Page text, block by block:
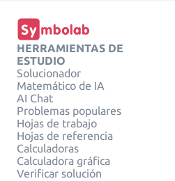
HERRAMIENTAS DE
ESTUDIO
Solucionador
Matemático de IA
AI Chat
Problemas populares
Hojas de trabajo
Hojas de referencia
Calculadoras
Calculadora gráfica
Verificar solución